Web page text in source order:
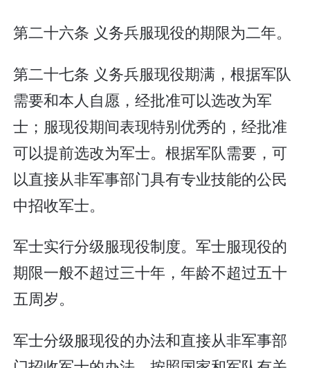
第二十六条 义务兵服现役的期限为二年。
第二十七条 义务兵服现役期满，根据军队
需要和本人自愿，经批准可以选改为军
士；服现役期间表现特别优秀的，经批准
可以提前选改为军士。根据军队需要，可
以直接从非军事部门具有专业技能的公民
中招收军士。
军士实行分级服现役制度。军士服现役的
期限一般不超过三十年，年龄不超过五十
五周岁。
军士分级服现役的办法和直接从非军事部